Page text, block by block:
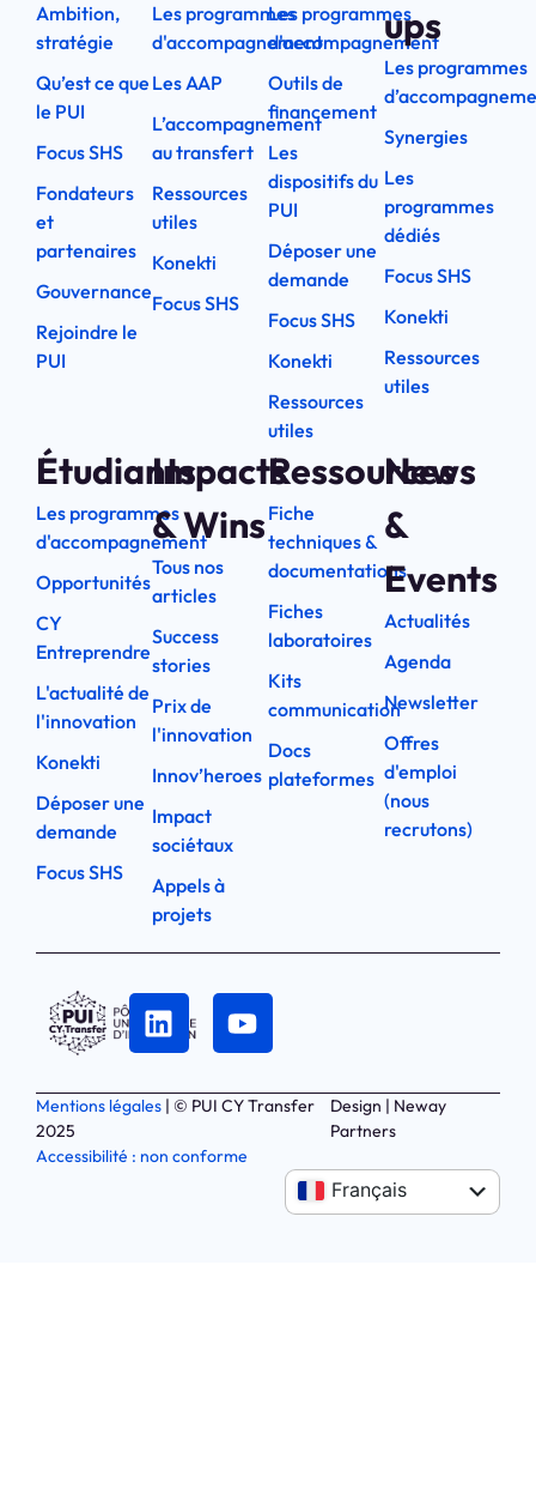
Ambition,
stratégie
Qu’est ce que
le PUI
Focus SHS
Fondateurs
et
partenaires
Gouvernance
Rejoindre le
PUI
Les programmes
d'accompagnement
Les AAP
L’accompagnement
au transfert
Ressources
utiles
Konekti
Focus SHS
Les programmes
d'accompagnement
Outils de
financement
Les
dispositifs du
PUI
Déposer une
demande
Focus SHS
Konekti
Ressources
utiles
ups
Les programmes
Synergies
Les
programmes
dédiés
Focus SHS
Konekti
Ressources
utiles
Étudiants
Les programmes
d'accompagnement
Opportunités
CY
Entreprendre
L'actualité de
l'innovation
Konekti
Déposer une
demande
Focus SHS
Impacts
& Wins
Tous nos
articles
Success
stories
Prix de
l'innovation
Innov’heroes
Impact
sociétaux
Appels à
projets
Ressources
Fiche
techniques &
documentations
Fiches
laboratoires
Kits
communication
Docs
plateformes
News
&
Events
Actualités
Agenda
Newsletter
Offres
d'emploi
(nous
recrutons)
Mentions légales | © PUI CY Transfer
2025
Accessibilité : non conforme
Design | Neway
Partners
Anglais
Français